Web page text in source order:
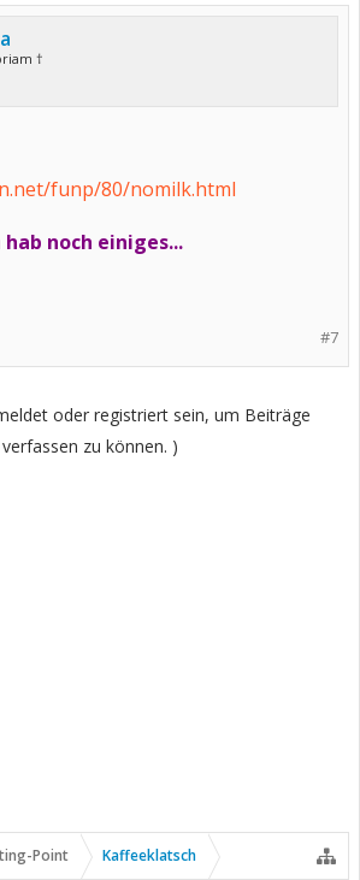
†
funp/80/nomilk.html
noch einiges...
#7
oder registriert sein, um Beiträge
verfassen zu können. )
Point Kaffeeklatsch